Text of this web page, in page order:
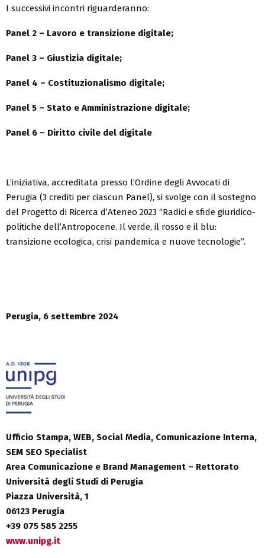
I successivi incontri riguarderanno:
Panel 2 – Lavoro e transizione digitale;
Panel 3 – Giustizia digitale;
Panel 4 – Costituzionalismo digitale;
Panel 5 – Stato e Amministrazione digitale;
Panel 6 – Diritto civile del digitale
L’iniziativa, accreditata presso l’Ordine degli Avvocati di
Perugia (3 crediti per ciascun Panel), si svolge con il sostegno
del Progetto di Ricerca d’Ateneo 2023 “Radici e sfide giuridico-
politiche dell’Antropocene. Il verde, il rosso e il blu:
transizione ecologica, crisi pandemica e nuove tecnologie”.
Perugia, 6 settembre 2024
Ufficio Stampa, WEB, Social Media, Comunicazione Interna,
SEM SEO Specialist
Area Comunicazione e Brand Management – Rettorato
Università degli Studi di Perugia
Piazza Università, 1
06123 Perugia
+39 075 585 2255
www.unipg.it